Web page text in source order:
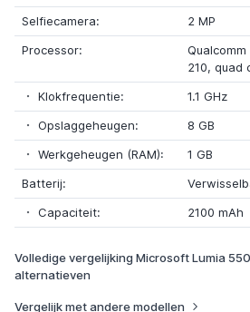
Selfiecamera:
2 MP
Processor:
210, quad
Klokfrequentie:
1.1 GHz
Opslaggeheugen:
8 GB
Werkgeheugen (RAM):
1 GB
Batterij:
Capaciteit:
2100 mAh
Volledige vergelijking Microsoft Lumia
alternatieven
Vergelijk met andere modellen